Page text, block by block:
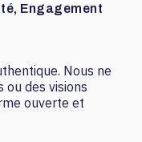
Engagement
Nous ne
ou des visions
ouverte et